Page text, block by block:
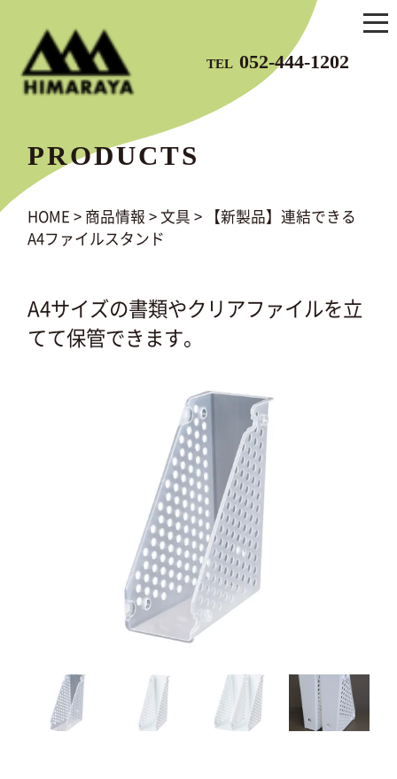
TEL 052-444-1202
PRODUCTS
HOME > 商品情報 > 文具 >
【新製品】連結できる
A4ファイルスタンド
A4サイズの書類やクリアファイルを立
てて保管できます。